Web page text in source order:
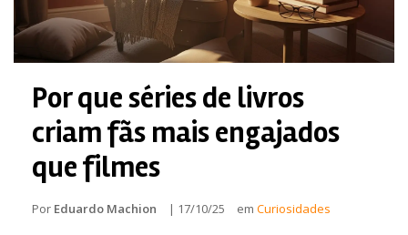
Por que séries de livros
criam fãs mais engajados
que filmes
Por Eduardo Machion | 17/10/25 em Curiosidades